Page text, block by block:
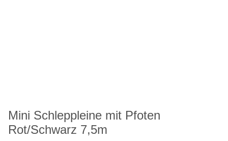
Mini Schleppleine mit Pfoten
Rot/Schwarz 7,5m